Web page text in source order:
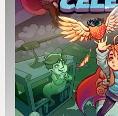
ださい、ぜひ。
---
ということで、ざざざっ
いてきましたがいかがだ